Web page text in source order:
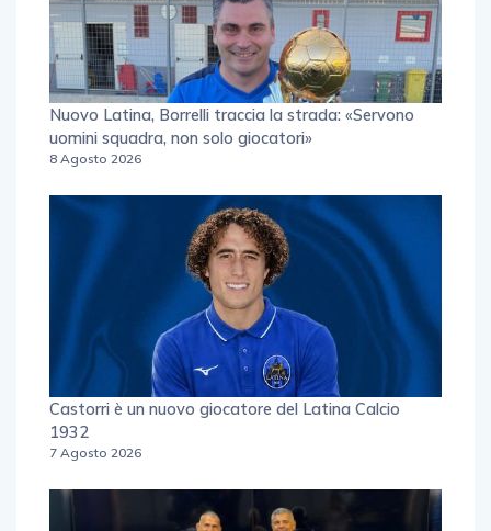
Nuovo Latina, Borrelli traccia la strada: «Servono
uomini squadra, non solo giocatori»
8 Agosto 2026
Castorri è un nuovo giocatore del Latina Calcio
1932
7 Agosto 2026